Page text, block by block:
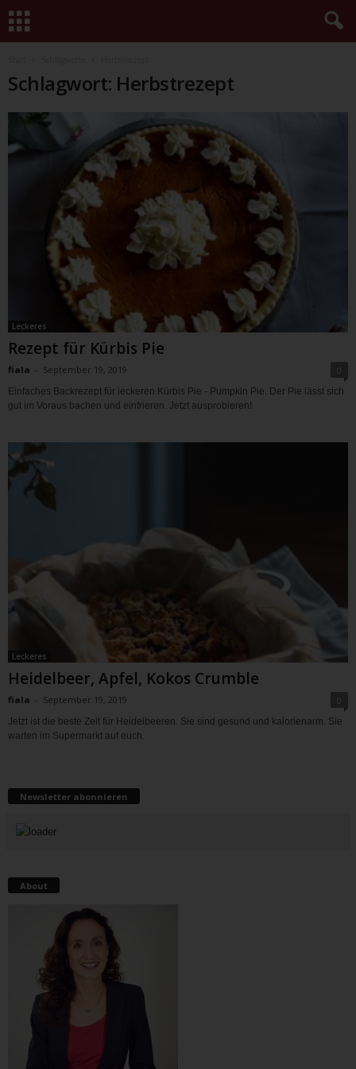
Schlagwort: Herbstrezept
Leckeres
Rezept für Kürbis Pie
fiala - September 19, 2019
Einfaches Backrezept für leckeren Kürbis Pie - Pumpkin Pie. Der Pie lässt sich
gut im Voraus bachen und einfrieren. Jetzt ausprobieren!
Leckeres
Heidelbeer, Apfel, Kokos Crumble
fiala - September 19, 2019
Jetzt ist die beste Zeit für Heidelbeeren. Sie sind gesund und kalorienarm. Sie
warten im Supermarkt auf euch.
Newsletter abonnieren
About